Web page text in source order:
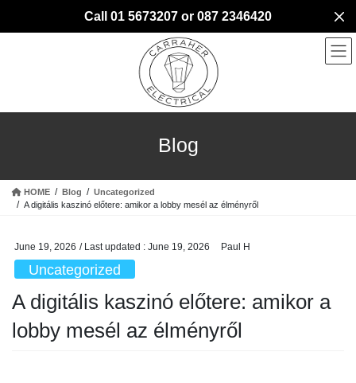
Call 01 5673207 or 087 2346420
Blog
HOME Blog
Uncategorized
A digitális kaszinó előtere: amikor a lobby mesél az élményről
June 19, 2026 / Last updated : June 19, 2026 Paul H
Uncategorized
A digitális kaszinó előtere: amikor a
lobby mesél az élményről